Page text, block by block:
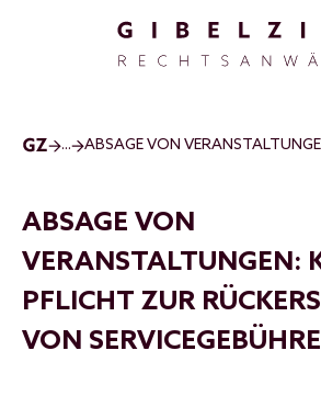
...
ABSAGE VON
VERANSTALTUNGEN:
PFLICHT ZUR
VON